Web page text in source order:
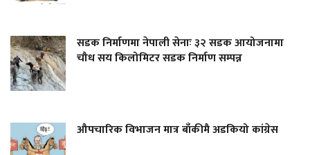
सडक निर्माणमा नेपाली सेनाः ३२ सडक आयोजनामा
चौध सय किलोमिटर सडक निर्माण सम्पन्न
औपचारिक विभाजन मात्र बाँकीमै अडकियो कांग्रेस